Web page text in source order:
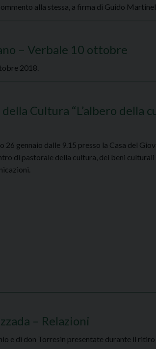
alla stessa, a firma di Guido
– Verbale 10 ottobre
2018.
Cultura “L’albero della
26 gennaio dalle 9.15 presso la Casa del
di pastorale della cultura, dei beni culturali
– Relazioni
e di don Torresin presentate durante il